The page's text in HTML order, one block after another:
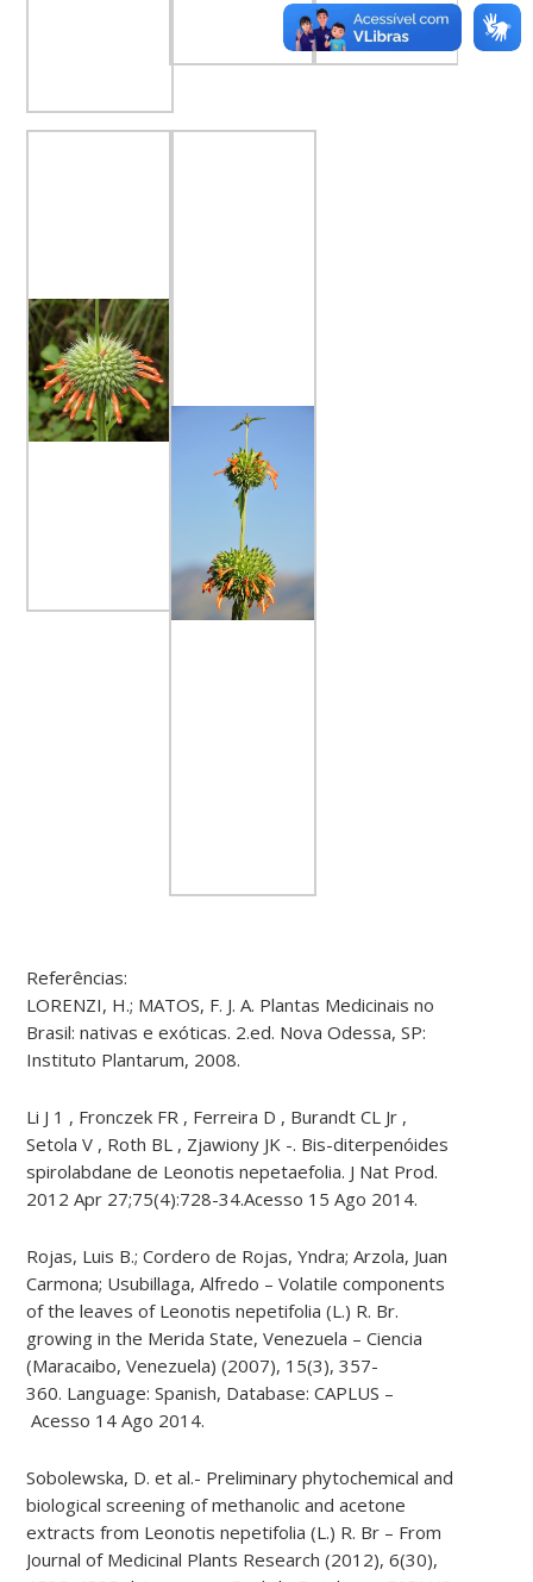
Referências:
LORENZI, H.; MATOS, F. J. A. Plantas Medicinais no
Brasil: nativas e exóticas. 2.ed. Nova Odessa, SP:
Instituto Plantarum, 2008.
Li J 1 , Fronczek FR , Ferreira D , Burandt CL Jr ,
Setola V , Roth BL , Zjawiony JK -. Bis-diterpenóides
spirolabdane de Leonotis nepetaefolia. J Nat Prod.
2012 Apr 27;75(4):728-34.Acesso 15 Ago 2014.
Rojas, Luis B.; Cordero de Rojas, Yndra; Arzola, Juan
Carmona; Usubillaga, Alfredo – Volatile components
of the leaves of Leonotis nepetifolia (L.) R. Br.
growing in the Merida State, Venezuela – Ciencia
(Maracaibo, Venezuela) (2007), 15(3), 357-
360. Language: Spanish, Database: CAPLUS –
Acesso 14 Ago 2014.
Sobolewska, D. et al.- Preliminary phytochemical and
biological screening of methanolic and acetone
extracts from Leonotis nepetifolia (L.) R. Br – From
Journal of Medicinal Plants Research (2012), 6(30),